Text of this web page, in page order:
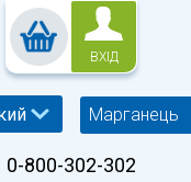
ВХІД
Марганець
0-800-302-302